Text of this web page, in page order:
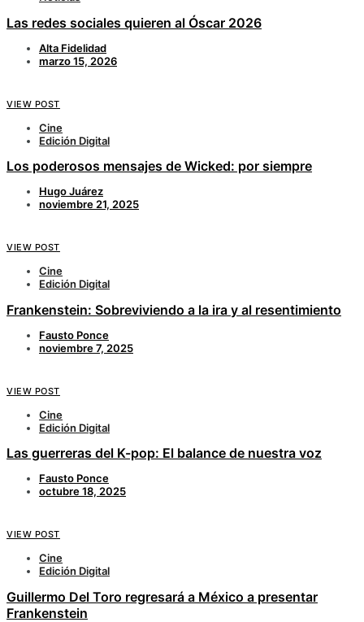
Las redes sociales quieren al Óscar 2026
Alta Fidelidad
marzo 15, 2026
VIEW POST
Cine
Edición Digital
Los poderosos mensajes de Wicked: por siempre
Hugo Juárez
noviembre 21, 2025
VIEW POST
Cine
Edición Digital
Frankenstein: Sobreviviendo a la ira y al resentimiento
Fausto Ponce
noviembre 7, 2025
VIEW POST
Cine
Edición Digital
Las guerreras del K-pop: El balance de nuestra voz
Fausto Ponce
octubre 18, 2025
VIEW POST
Cine
Edición Digital
Guillermo Del Toro regresará a México a presentar
Frankenstein